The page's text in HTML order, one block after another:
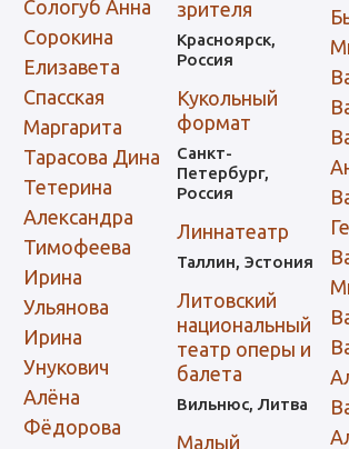
Сологуб Анна
Сорокина
Елизавета
Спасская
Маргарита
Тарасова Дина
Тетерина
Александра
Тимофеева
Ирина
Ульянова
Ирина
Унукович
Алёна
Фёдорова
зрителя
Красноярск,
Россия
Кукольный
формат
Санкт-
Петербург,
Россия
Линнатеатр
Таллин, Эстония
Литовский
национальный
театр оперы и
балета
Вильнюс, Литва
Малый